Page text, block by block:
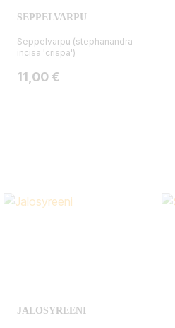
SEPPELVARPU
Seppelvarpu (stephanandra
incisa 'crispa')
Hinta
11,00 €
JALOSYREENI